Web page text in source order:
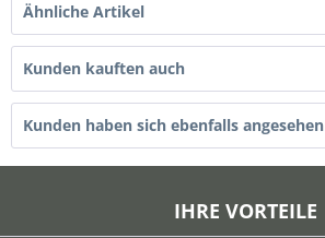
Ähnliche Artikel
Kunden kauften auch
Kunden haben sich ebenfalls angesehen
IHRE VORTEILE